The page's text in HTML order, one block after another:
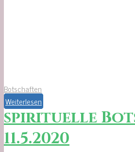
Botschaften
Weiterlesen
spirituelle
11.5.2020